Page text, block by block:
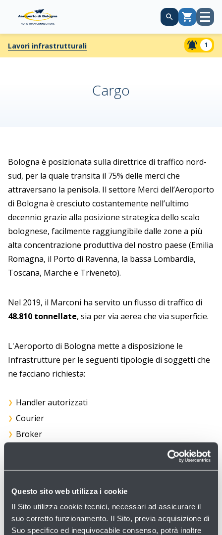
Questo sito web utilizza i cookie
Il Sito utilizza cookie tecnici, necessari ad assicurare il
suo corretto funzionamento. Il Sito, previa acquisizione di
Suo specifico ed inequivocabile consenso, potrà inoltre
CarrelloApri
Lavori infrastrutturali 1
Cargo
Bologna è posizionata sulla direttrice di traffico nord-
sud, per la quale transita il 75% delle merci che
attraversano la penisola. Il settore Merci dell’Aeroporto
di Bologna è cresciuto costantemente nell’ultimo
decennio grazie alla posizione strategica dello scalo
bolognese, facilmente raggiungibile dalle zone a più
alta concentrazione produttiva del nostro paese (Emilia
Romagna, il Porto di Ravenna, la bassa Lombardia,
Toscana, Marche e Triveneto).
Nel 2019, il Marconi ha servito un flusso di traffico di
48.810 tonnellate, sia per via aerea che via superficie.
L'Aeroporto di Bologna mette a disposizione le
Infrastrutture per le seguenti tipologie di soggetti che
ne facciano richiesta:
Handler autorizzati
Courier
Broker
Courier operanti sullo scalo
Broker